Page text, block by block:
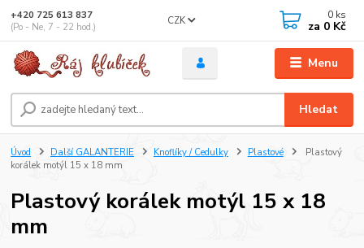
Menu
CZK
Hledat
+420 725 613 837
(Po - Ne, 7 - 22 hod.)
0 ks
za 0 Kč
Úvod Další GALANTERIE Knoflíky / Cedulky Plastové
Plastový
korálek motýl 15 x 18 mm
Plastový korálek motýl 15 x 18
mm